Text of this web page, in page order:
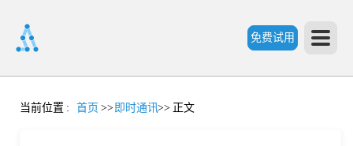
免费试用
首
当前位置 : 首页 >> 即时通讯>> 正文